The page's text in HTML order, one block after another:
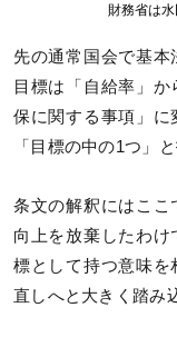
財務省は
先の通常国会で基
目標は「自給率」
保に関する事項」に
「目標の中の1つ」
条文の解釈にはこ
向上を放棄したわけ
標として持つ意味を
直しへと大きく踏み